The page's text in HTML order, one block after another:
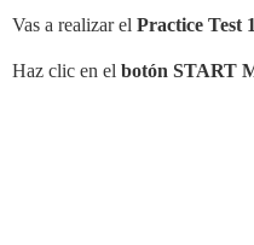
Vas a realizar el Practice Test 1
Haz clic en el botón START